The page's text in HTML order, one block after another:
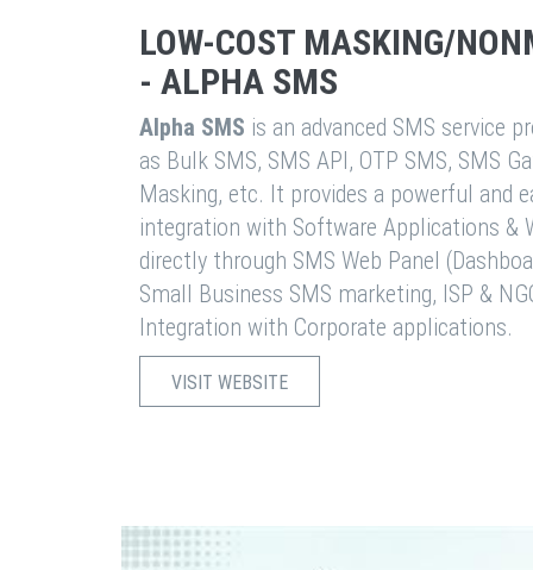
LOW-COST MASKING/
- ALPHA SMS
Alpha SMS is an advanced SMS service
as Bulk SMS, SMS API, OTP SMS, SMS
Masking, etc. It provides a powerful and
integration with Software Applications &
directly through SMS Web Panel
Small Business SMS marketing, ISP &
Integration with Corporate applications.
VISIT WEBSITE